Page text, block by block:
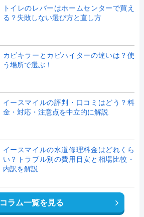
トイレのレバーはホームセンターで買え
る？失敗しない選び方と直し方
カビキラーとカビハイターの違いは？使
う場所で選ぶ！
イースマイルの評判・口コミはどう？料
金・対応・注意点を中立的に解説
イースマイルの水道修理料金はどれくら
い？トラブル別の費用目安と相場比較・
内訳を解説
コラム一覧を見る